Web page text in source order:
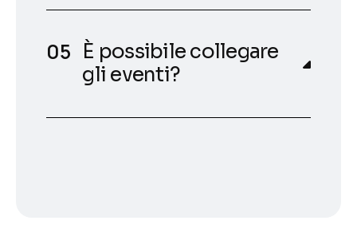
È possibile collegare
gli eventi?